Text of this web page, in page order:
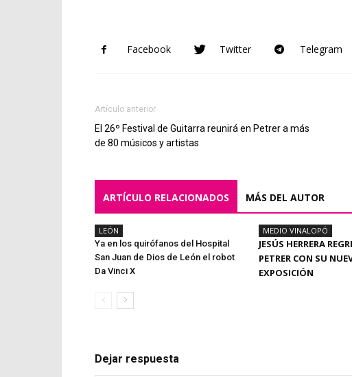
Facebook Twitter Telegram
Artículo anterior
El 26º Festival de Guitarra reunirá en Petrer a más
de 80 músicos y artistas
ARTÍCULO RELACIONADOS MÁS DEL AUTOR
LEÓN
Ya en los quirófanos del Hospital
San Juan de Dios de León el robot
Da Vinci X
MEDIO VINALOPÓ
JESÚS HERRERA
PETRER CON SU
EXPOSICIÓN
Dejar respuesta